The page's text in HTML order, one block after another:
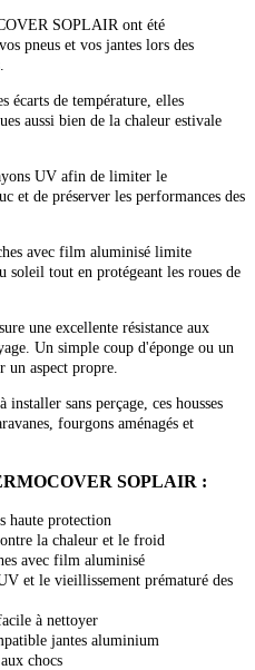
SOPLAIR ont été
pneus et vos jantes lors des
écarts de température, elles
aussi bien de la chaleur estivale
UV afin de limiter le
et de préserver les performances des
avec film aluminisé limite
soleil tout en protégeant les roues de
une excellente résistance aux
Un simple coup d'éponge ou un
un aspect propre.
sans perçage, ces housses
fourgons aménagés et
SOPLAIR :
haute protection
la chaleur et le froid
avec film aluminisé
et le vieillissement prématuré des
à nettoyer
jantes aluminium
chocs